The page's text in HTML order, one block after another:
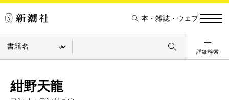
本・雑誌・ウェブ
詳細検索
紺野天龍